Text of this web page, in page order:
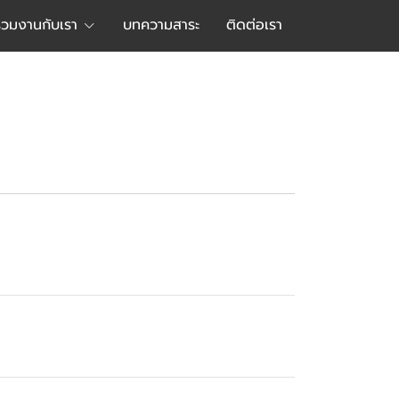
มงานกับเรา บทความสาระ ติดต่อเรา